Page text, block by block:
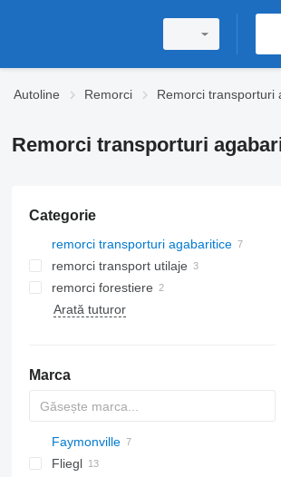
Autoline Remorci Remorci transporturi
Remorci transporturi
Categorie
remorci transporturi agabaritice
remorci transport utilaje
remorci forestiere
Arată tuturor
Marca
CarGo
PT
T 38
Faymonville
MAX
Fliegl